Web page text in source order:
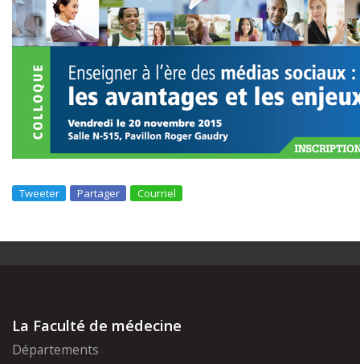
Tweeter Partager Courriel
La Faculté de médecine
Départements